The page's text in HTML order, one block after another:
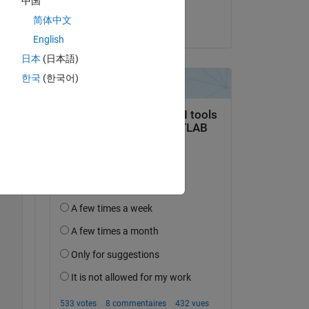
le 22 Déc 2020
简体中文
English
日本 (日本語)
한국 (한국어)